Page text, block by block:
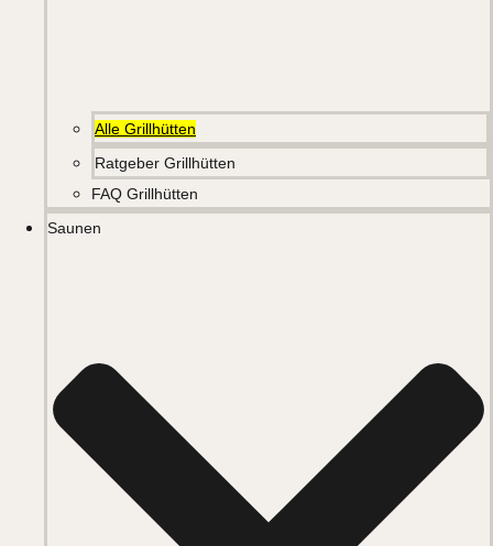
Alle Grillhütten
Ratgeber Grillhütten
FAQ Grillhütten
Saunen